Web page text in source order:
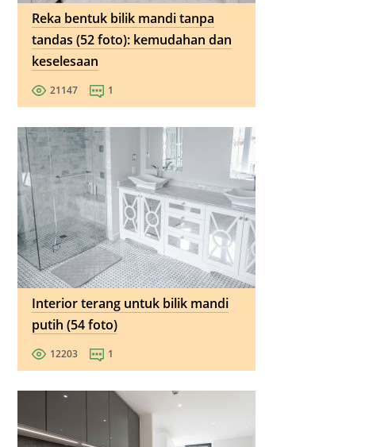
Reka bentuk bilik mandi tanpa
tandas (52 foto): kemudahan dan
keselesaan
21147 1
Interior terang untuk bilik mandi
putih (54 foto)
12203 1